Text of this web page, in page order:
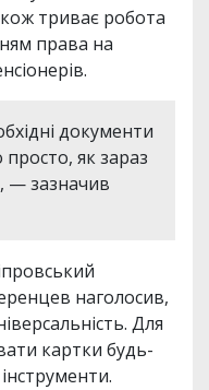
триває робота
права на
документи
як зараз
— зазначив
наголосив,
Для
картки будь-